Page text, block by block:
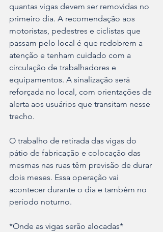
quantas vigas devem ser removidas no
primeiro dia. A recomendação aos
motoristas, pedestres e ciclistas que
passam pelo local é que redobrem a
atenção e tenham cuidado com a
circulação de trabalhadores e
equipamentos. A sinalização será
reforçada no local, com orientações de
alerta aos usuários que transitam nesse
trecho.
O trabalho de retirada das vigas do
pátio de fabricação e colocação das
mesmas nas ruas têm previsão de durar
dois meses. Essa operação vai
acontecer durante o dia e também no
período noturno.
*Onde as vigas serão alocadas*